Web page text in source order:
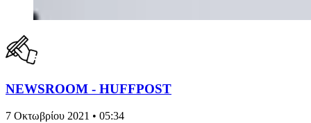
NEWSROOM - HUFFPOST
7 Οκτωβρίου 2021 • 05:34